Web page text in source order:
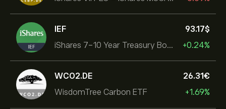
IEF
iShares 7-10 Year Treasury Bond ETF
93.17‎$‎
+0.24%
WCO2.DE
WisdomTree Carbon ETF
26.31‎€‎
+1.69%